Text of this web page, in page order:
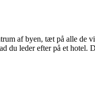
af byen, tæt på alle de
du leder efter på et hotel.